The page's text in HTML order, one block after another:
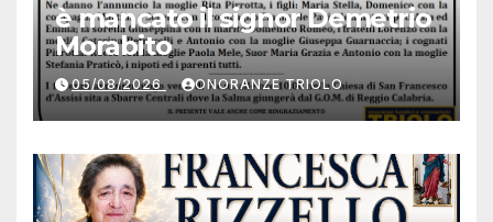
è mancato il signor Demetrio
Morabito
05/08/2026 ONORANZE TRIOLO